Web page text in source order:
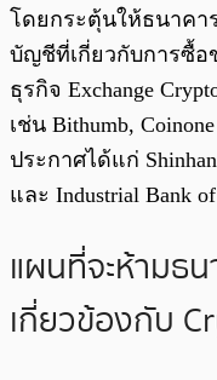
โดยกระตุ้นให้ธนาคา
บัญชีที่เกี่ยวกับการซื้อ
ธุรกิจ Exchange
เช่น Bithumb,
ประกาศได้แก่
และ Industrial Bank
แผนที่จะห้ามธ
เกี่ยวข้องกับ